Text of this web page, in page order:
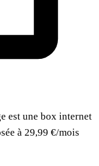
est une box internet
à 29,99 €/mois